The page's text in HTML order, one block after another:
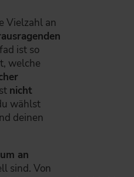
Vielzahl an
ist so
welche
nicht
wählst
deinen
an
sind. Von